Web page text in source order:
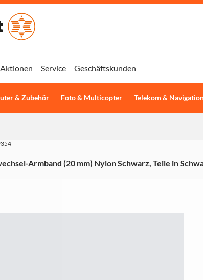
& Zubehör Foto & Multicopter Telekom &
Aktionen Service Geschäftskunden
Armband (20 mm) Nylon Schwarz, Teile in